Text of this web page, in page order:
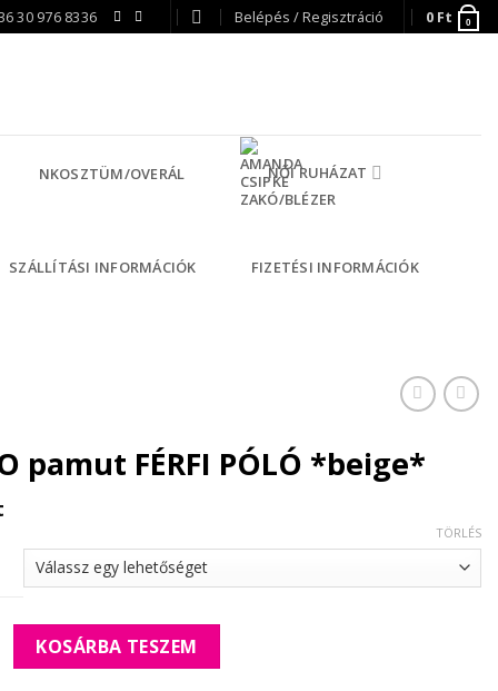
30 976 8336 Belépés / Regisztráció 0 Ft 0
NKOSZTÜM/OVERÁL NŐI RUHÁZAT
SZÁLLÍTÁSI INFORMÁCIÓK FIZETÉSI INFORMÁCIÓK
pamut FÉRFI PÓLÓ *beige*
TÖRLÉS
FÉRFI PÓLÓ *beige* mennyiség
KOSÁRBA TESZEM